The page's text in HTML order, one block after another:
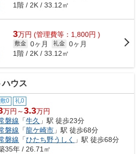
1階 / 2K / 33.12㎡
3万円 (管理費等：1,800円 )
敷金 0ヶ月 礼金 0ヶ月
1階 / 2K / 33.12㎡
ウス
敷0 礼0
万円～3.3万円
磐線 「牛久 」駅 徒歩23分
磐線 「龍ケ崎市 」駅 徒歩68分
磐線 「ひたち野うしく
」駅 徒歩68分
35年 / 26.71㎡